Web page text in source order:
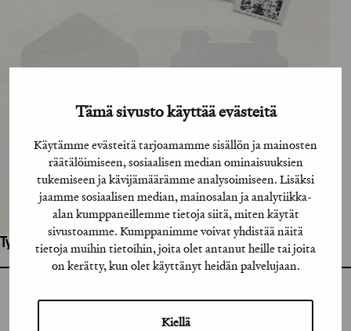
Tämä sivusto käyttää evästeitä
Käytämme evästeitä tarjoamamme sisällön ja mainosten
räätälöimiseen, sosiaalisen median ominaisuuksien
tukemiseen ja kävijämäärämme analysoimiseen. Lisäksi
jaamme sosiaalisen median, mainosalan ja analytiikka-
alan kumppaneillemme tietoja siitä, miten käytät
sivustoamme. Kumppanimme voivat yhdistää näitä
tietoja muihin tietoihin, joita olet antanut heille tai joita
on kerätty, kun olet käyttänyt heidän palvelujaan.
Kiellä
Työhön osallistuneet henkilöt / tahot:
GRAFIA(AT)GRAFIA.FI